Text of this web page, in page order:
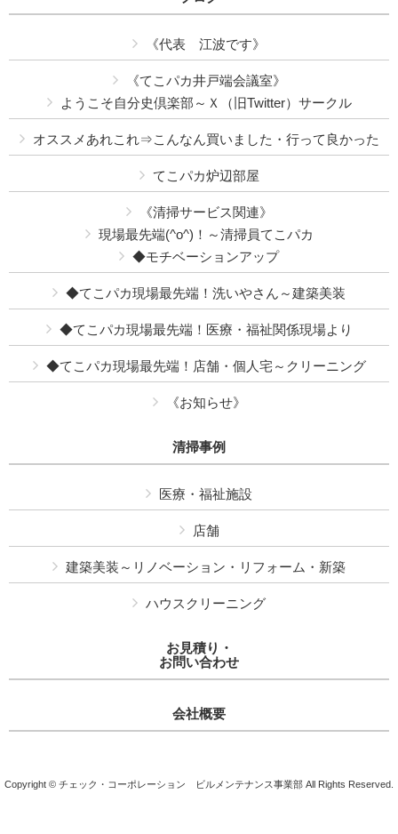
《代表 江波です》
《てこパカ井戸端会議室》
ようこそ自分史倶楽部～Ｘ（旧Twitter）サークル
オススメあれこれ⇒こんなん買いました・行って良かった
てこパカ炉辺部屋
《清掃サービス関連》
現場最先端(^o^)！～清掃員てこパカ
◆モチベーションアップ
◆てこパカ現場最先端！洗いやさん～建築美装
◆てこパカ現場最先端！医療・福祉関係現場より
◆てこパカ現場最先端！店舗・個人宅～クリーニング
《お知らせ》
清掃事例
医療・福祉施設
店舗
建築美装～リノベーション・リフォーム・新築
ハウスクリーニング
お見積り・
お問い合わせ
会社概要
Copyright © チェック・コーポレーション ビルメンテナンス事業部 All Rights Reserved.